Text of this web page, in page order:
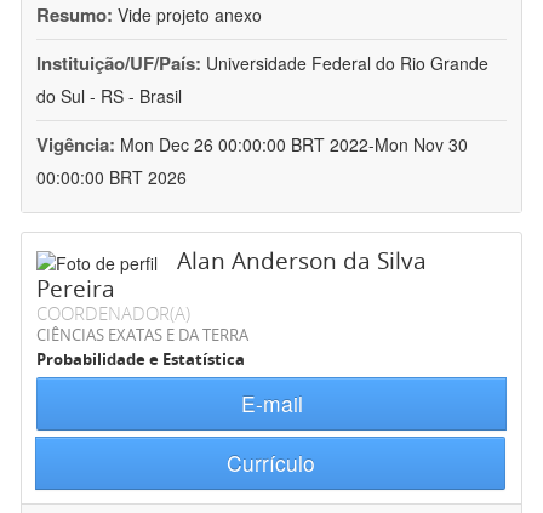
Resumo: Vide projeto anexo
Instituição/UF/País: Universidade Federal do Rio Grande
do Sul - RS - Brasil
Vigência: Mon Dec 26 00:00:00 BRT 2022-Mon Nov 30
00:00:00 BRT 2026
Alan Anderson da Silva
Pereira
COORDENADOR(A)
CIÊNCIAS EXATAS E DA TERRA
Probabilidade e Estatística
E-mail
Currículo